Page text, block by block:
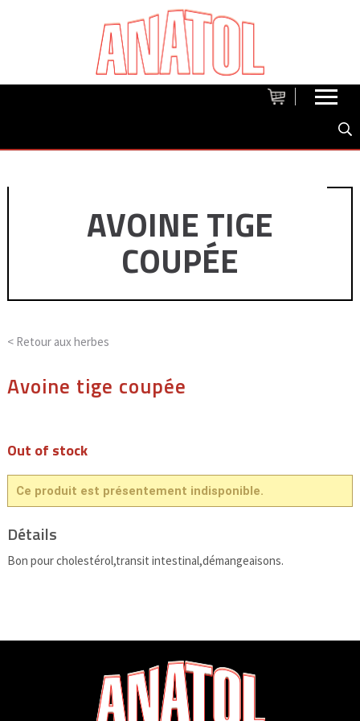
AVOINE TIGE
COUPÉE
< Retour aux herbes
Avoine tige coupée
Out of stock
Ce produit est présentement indisponible.
Détails
Bon pour cholestérol,transit intestinal,démangeaisons.